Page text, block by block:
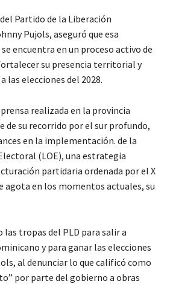
Partido de la Liberación
Pujols, aseguró que esa
encuentra en un proceso activo de
su presencia territorial y
las elecciones del 2028.
realizada en la provincia
de su recorrido por el sur profundo,
en la implementación. de la
(LOE), una estrategia
partidaria ordenada por el X
agota en los momentos actuales, su
tropas del PLD para salir a
y para ganar las elecciones
al denunciar lo que calificó como
por parte del gobierno a obras